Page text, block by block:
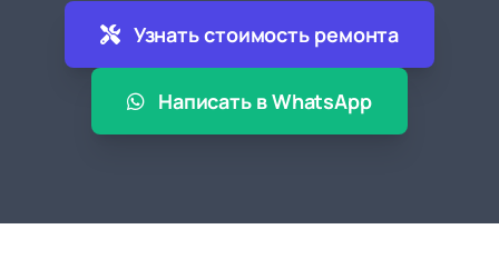
Узнать стоимость ремонта
Написать в WhatsApp